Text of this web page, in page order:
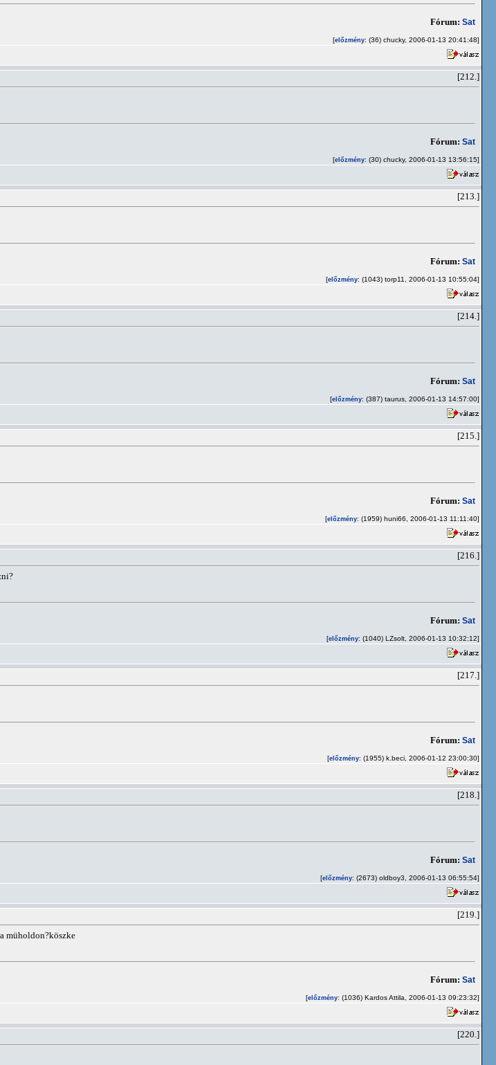
Fórum: Sat
[előzmény: (36) chucky, 2006-01-13 20:41:48]
[212.]
Fórum: Sat
[előzmény: (30) chucky, 2006-01-13 13:56:15]
[213.]
Fórum: Sat
[előzmény: (1043) torp11, 2006-01-13 10:55:04]
[214.]
Fórum: Sat
[előzmény: (387) taurus, 2006-01-13 14:57:00]
[215.]
Fórum: Sat
[előzmény: (1959) huni66, 2006-01-13 11:11:40]
[216.]
Fórum: Sat
[előzmény: (1040) LZsolt, 2006-01-13 10:32:12]
[217.]
Fórum: Sat
[előzmény: (1955) k.beci, 2006-01-12 23:00:30]
[218.]
Fórum: Sat
[előzmény: (2673) oldboy3, 2006-01-13 06:55:54]
[219.]
müholdon?köszke
Fórum: Sat
[előzmény: (1036) Kardos Attila, 2006-01-13 09:23:32]
[220.]